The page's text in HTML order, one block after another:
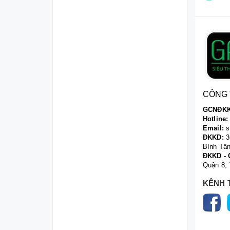
CÔNG
Hotline:
Email:
ĐKKD:
Bình
ĐKKD -
Quận 8,
KÊNH